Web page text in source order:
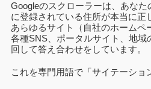
Googleのスクローラーは、あな
に登録されている住所が本当に正
あらゆるサイト（自社のホームペ
各種SNS、ポータルサイト、地域
回して答え合わせをしています。
これを専門用語で「サイテーショ